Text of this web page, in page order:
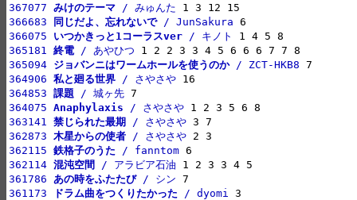
367077 みけのテーマ / みゅんた
366683
同じだよ、忘れないで / JunSakura
366075 いつかきっと1コーラスver / キノト
365181 終電 / あやひつ
365094 ジョバンニはワームホールを使うのか / ZCT-HKB8
364906 私と廻る世界 / さやさや
364853 課題 / 城ヶ先
364075 Anaphylaxis / さやさや
363141 禁じられた最期 / さやさや
362873 木星からの使者 / さやさや
362115 鉄格子のうた / fanntom
362114 混沌空間 / アラビア石油
361786 あの時をふたたび / シン
361173
ドラム曲をつくりたかった / dyomi